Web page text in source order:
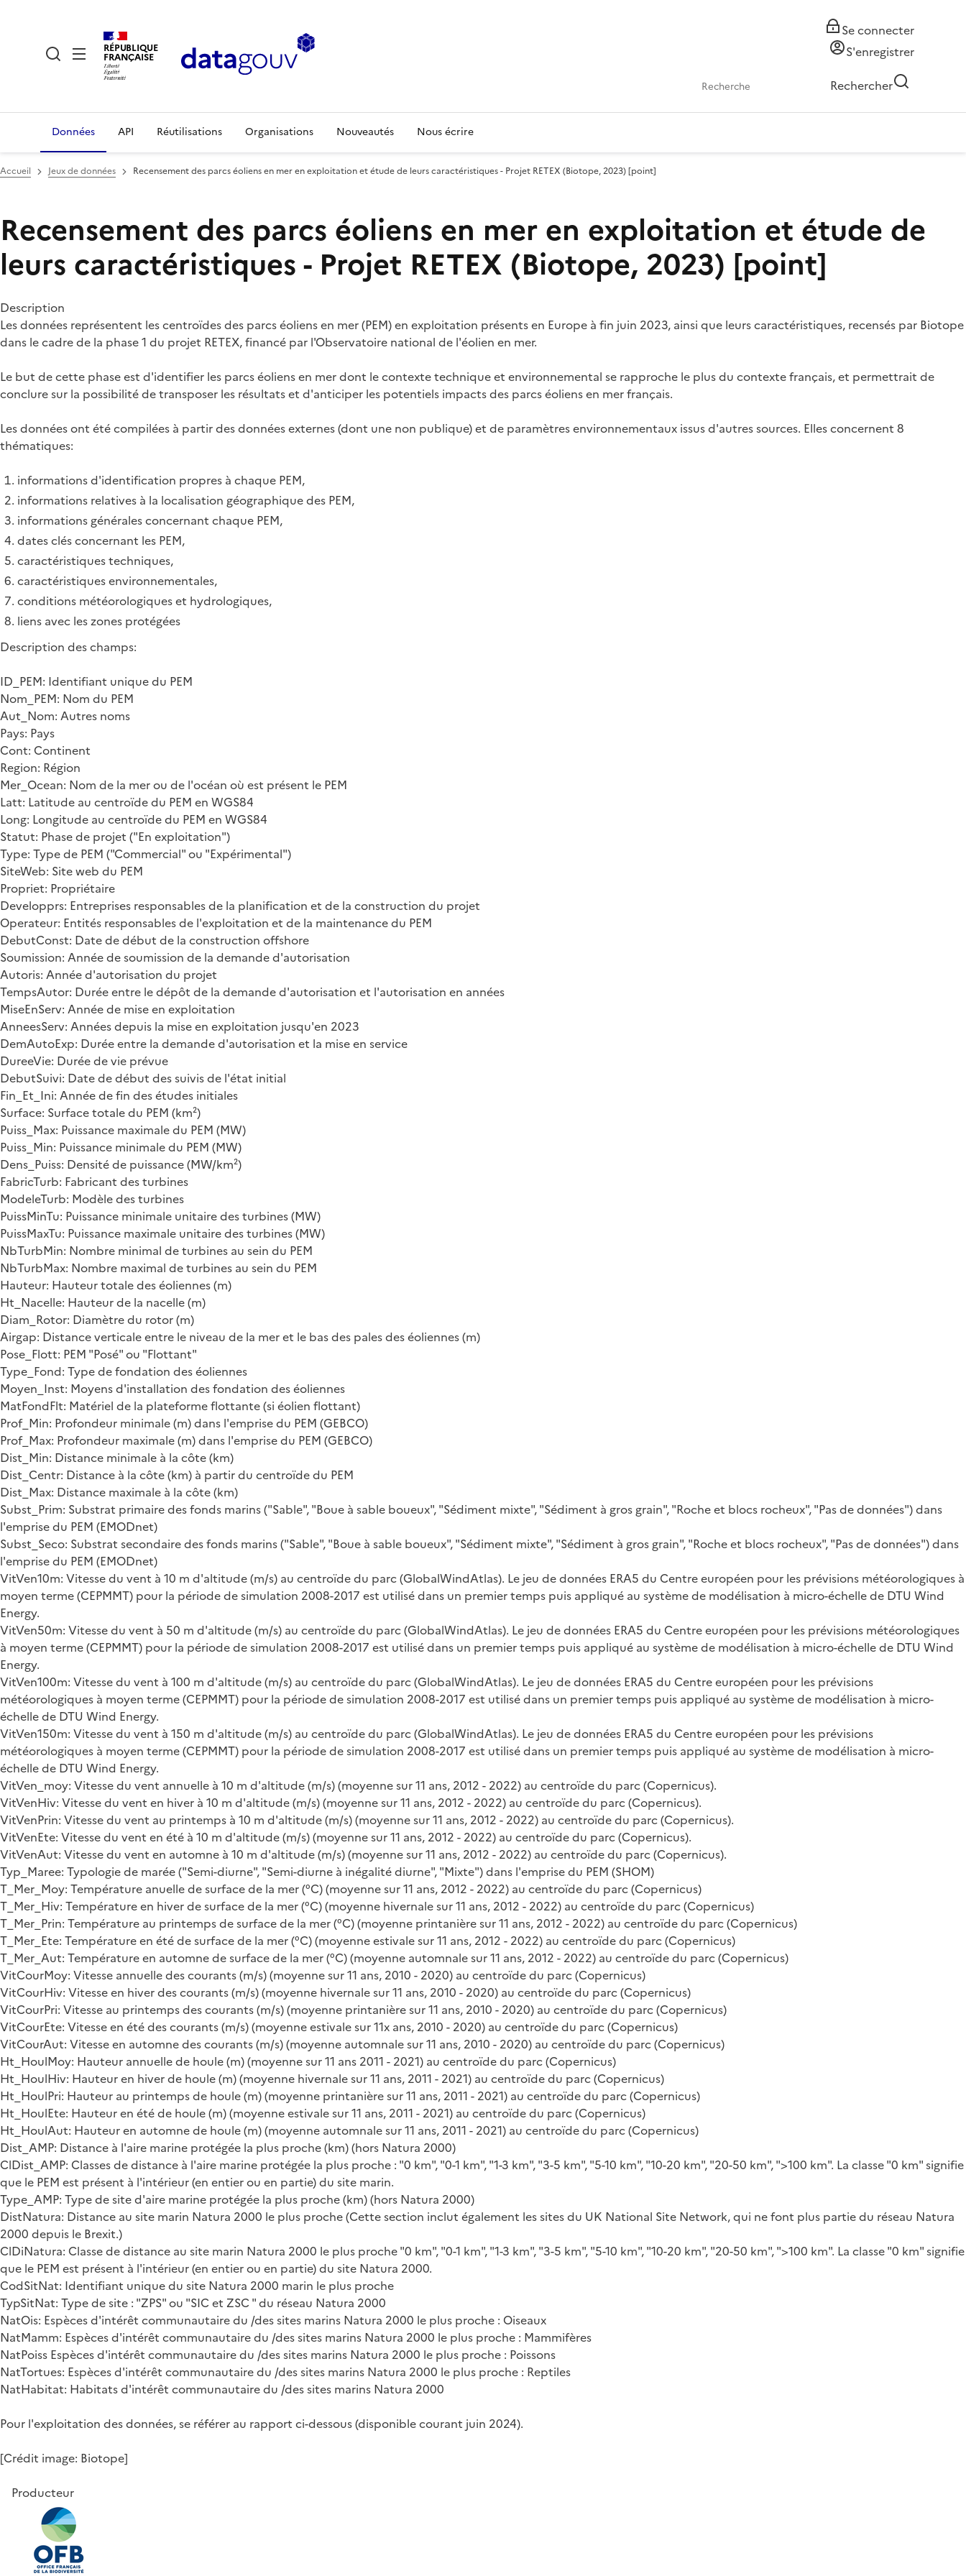
RÉPUBLIQUE
FRANÇAISE
Se connecter
S'enregistrer
Rechercher
Données API Réutilisations Organisations Nouveautés Nous écrire
Accueil Jeux de données Recensement des parcs éoliens en mer en exploitation et étude de leurs caractéristiques - Projet RETEX (Biotope, 2023) [point]
Recensement des parcs éoliens en mer en exploitation et étude de
leurs caractéristiques - Projet RETEX (Biotope, 2023) [point]
Description
Les données représentent les centroïdes des parcs éoliens en mer (PEM) en exploitation présents en Europe à fin juin 2023, ainsi que leurs caractéristiques, recensés par Biotope
dans le cadre de la phase 1 du projet RETEX, financé par l'Observatoire national de l'éolien en mer.
Le but de cette phase est d'identifier les parcs éoliens en mer dont le contexte technique et environnemental se rapproche le plus du contexte français, et permettrait de
conclure sur la possibilité de transposer les résultats et d'anticiper les potentiels impacts des parcs éoliens en mer français.
Les données ont été compilées à partir des données externes (dont une non publique) et de paramètres environnementaux issus d'autres sources. Elles concernent 8
thématiques:
informations d'identification propres à chaque PEM,
informations relatives à la localisation géographique des PEM,
informations générales concernant chaque PEM,
dates clés concernant les PEM,
caractéristiques techniques,
caractéristiques environnementales,
conditions météorologiques et hydrologiques,
liens avec les zones protégées
Description des champs:
ID_PEM: Identifiant unique du PEM
Nom_PEM: Nom du PEM
Aut_Nom: Autres noms
Pays: Pays
Cont: Continent
Region: Région
Mer_Ocean: Nom de la mer ou de l'océan où est présent le PEM
Latt: Latitude au centroïde du PEM en WGS84
Long: Longitude au centroïde du PEM en WGS84
Statut: Phase de projet ("En exploitation")
Type: Type de PEM ("Commercial" ou "Expérimental")
SiteWeb: Site web du PEM
Propriet: Propriétaire
Developprs: Entreprises responsables de la planification et de la construction du projet
Operateur: Entités responsables de l'exploitation et de la maintenance du PEM
DebutConst: Date de début de la construction offshore
Soumission: Année de soumission de la demande d'autorisation
Autoris: Année d'autorisation du projet
TempsAutor: Durée entre le dépôt de la demande d'autorisation et l'autorisation en années
MiseEnServ: Année de mise en exploitation
AnneesServ: Années depuis la mise en exploitation jusqu'en 2023
DemAutoExp: Durée entre la demande d'autorisation et la mise en service
DureeVie: Durée de vie prévue
DebutSuivi: Date de début des suivis de l'état initial
Fin_Et_Ini: Année de fin des études initiales
Surface: Surface totale du PEM (km²)
Puiss_Max: Puissance maximale du PEM (MW)
Puiss_Min: Puissance minimale du PEM (MW)
Dens_Puiss: Densité de puissance (MW/km²)
FabricTurb: Fabricant des turbines
ModeleTurb: Modèle des turbines
PuissMinTu: Puissance minimale unitaire des turbines (MW)
PuissMaxTu: Puissance maximale unitaire des turbines (MW)
NbTurbMin: Nombre minimal de turbines au sein du PEM
NbTurbMax: Nombre maximal de turbines au sein du PEM
Hauteur: Hauteur totale des éoliennes (m)
Ht_Nacelle: Hauteur de la nacelle (m)
Diam_Rotor: Diamètre du rotor (m)
Airgap: Distance verticale entre le niveau de la mer et le bas des pales des éoliennes (m)
Pose_Flott: PEM "Posé" ou "Flottant"
Type_Fond: Type de fondation des éoliennes
Moyen_Inst: Moyens d'installation des fondation des éoliennes
MatFondFlt: Matériel de la plateforme flottante (si éolien flottant)
Prof_Min: Profondeur minimale (m) dans l'emprise du PEM (GEBCO)
Prof_Max: Profondeur maximale (m) dans l'emprise du PEM (GEBCO)
Dist_Min: Distance minimale à la côte (km)
Dist_Centr: Distance à la côte (km) à partir du centroïde du PEM
Dist_Max: Distance maximale à la côte (km)
Subst_Prim: Substrat primaire des fonds marins ("Sable", "Boue à sable boueux", "Sédiment mixte", "Sédiment à gros grain", "Roche et blocs rocheux", "Pas de données") dans
l'emprise du PEM (EMODnet)
Subst_Seco: Substrat secondaire des fonds marins ("Sable", "Boue à sable boueux", "Sédiment mixte", "Sédiment à gros grain", "Roche et blocs rocheux", "Pas de données") dans
l'emprise du PEM (EMODnet)
VitVen10m: Vitesse du vent à 10 m d'altitude (m/s) au centroïde du parc (GlobalWindAtlas). Le jeu de données ERA5 du Centre européen pour les prévisions météorologiques à
moyen terme (CEPMMT) pour la période de simulation 2008-2017 est utilisé dans un premier temps puis appliqué au système de modélisation à micro-échelle de DTU Wind
Energy.
VitVen50m: Vitesse du vent à 50 m d'altitude (m/s) au centroïde du parc (GlobalWindAtlas). Le jeu de données ERA5 du Centre européen pour les prévisions météorologiques
à moyen terme (CEPMMT) pour la période de simulation 2008-2017 est utilisé dans un premier temps puis appliqué au système de modélisation à micro-échelle de DTU Wind
Energy.
VitVen100m: Vitesse du vent à 100 m d'altitude (m/s) au centroïde du parc (GlobalWindAtlas). Le jeu de données ERA5 du Centre européen pour les prévisions
météorologiques à moyen terme (CEPMMT) pour la période de simulation 2008-2017 est utilisé dans un premier temps puis appliqué au système de modélisation à micro-
échelle de DTU Wind Energy.
VitVen150m: Vitesse du vent à 150 m d'altitude (m/s) au centroïde du parc (GlobalWindAtlas). Le jeu de données ERA5 du Centre européen pour les prévisions
météorologiques à moyen terme (CEPMMT) pour la période de simulation 2008-2017 est utilisé dans un premier temps puis appliqué au système de modélisation à micro-
échelle de DTU Wind Energy.
VitVen_moy: Vitesse du vent annuelle à 10 m d'altitude (m/s) (moyenne sur 11 ans, 2012 - 2022) au centroïde du parc (Copernicus).
VitVenHiv: Vitesse du vent en hiver à 10 m d'altitude (m/s) (moyenne sur 11 ans, 2012 - 2022) au centroïde du parc (Copernicus).
VitVenPrin: Vitesse du vent au printemps à 10 m d'altitude (m/s) (moyenne sur 11 ans, 2012 - 2022) au centroïde du parc (Copernicus).
VitVenEte: Vitesse du vent en été à 10 m d'altitude (m/s) (moyenne sur 11 ans, 2012 - 2022) au centroïde du parc (Copernicus).
VitVenAut: Vitesse du vent en automne à 10 m d'altitude (m/s) (moyenne sur 11 ans, 2012 - 2022) au centroïde du parc (Copernicus).
Typ_Maree: Typologie de marée ("Semi-diurne", "Semi-diurne à inégalité diurne", "Mixte") dans l'emprise du PEM (SHOM)
T_Mer_Moy: Température anuelle de surface de la mer (°C) (moyenne sur 11 ans, 2012 - 2022) au centroïde du parc (Copernicus)
T_Mer_Hiv: Température en hiver de surface de la mer (°C) (moyenne hivernale sur 11 ans, 2012 - 2022) au centroïde du parc (Copernicus)
T_Mer_Prin: Température au printemps de surface de la mer (°C) (moyenne printanière sur 11 ans, 2012 - 2022) au centroïde du parc (Copernicus)
T_Mer_Ete: Température en été de surface de la mer (°C) (moyenne estivale sur 11 ans, 2012 - 2022) au centroïde du parc (Copernicus)
T_Mer_Aut: Température en automne de surface de la mer (°C) (moyenne automnale sur 11 ans, 2012 - 2022) au centroïde du parc (Copernicus)
VitCourMoy: Vitesse annuelle des courants (m/s) (moyenne sur 11 ans, 2010 - 2020) au centroïde du parc (Copernicus)
VitCourHiv: Vitesse en hiver des courants (m/s) (moyenne hivernale sur 11 ans, 2010 - 2020) au centroïde du parc (Copernicus)
VitCourPri: Vitesse au printemps des courants (m/s) (moyenne printanière sur 11 ans, 2010 - 2020) au centroïde du parc (Copernicus)
VitCourEte: Vitesse en été des courants (m/s) (moyenne estivale sur 11x ans, 2010 - 2020) au centroïde du parc (Copernicus)
VitCourAut: Vitesse en automne des courants (m/s) (moyenne automnale sur 11 ans, 2010 - 2020) au centroïde du parc (Copernicus)
Ht_HoulMoy: Hauteur annuelle de houle (m) (moyenne sur 11 ans 2011 - 2021) au centroïde du parc (Copernicus)
Ht_HoulHiv: Hauteur en hiver de houle (m) (moyenne hivernale sur 11 ans, 2011 - 2021) au centroïde du parc (Copernicus)
Ht_HoulPri: Hauteur au printemps de houle (m) (moyenne printanière sur 11 ans, 2011 - 2021) au centroïde du parc (Copernicus)
Ht_HoulEte: Hauteur en été de houle (m) (moyenne estivale sur 11 ans, 2011 - 2021) au centroïde du parc (Copernicus)
Ht_HoulAut: Hauteur en automne de houle (m) (moyenne automnale sur 11 ans, 2011 - 2021) au centroïde du parc (Copernicus)
Dist_AMP: Distance à l'aire marine protégée la plus proche (km) (hors Natura 2000)
ClDist_AMP: Classes de distance à l'aire marine protégée la plus proche : "0 km", "0-1 km", "1-3 km", "3-5 km", "5-10 km", "10-20 km", "20-50 km", ">100 km". La classe "0 km" signifie
que le PEM est présent à l'intérieur (en entier ou en partie) du site marin.
Type_AMP: Type de site d'aire marine protégée la plus proche (km) (hors Natura 2000)
DistNatura: Distance au site marin Natura 2000 le plus proche (Cette section inclut également les sites du UK National Site Network, qui ne font plus partie du réseau Natura
2000 depuis le Brexit.)
ClDiNatura: Classe de distance au site marin Natura 2000 le plus proche "0 km", "0-1 km", "1-3 km", "3-5 km", "5-10 km", "10-20 km", "20-50 km", ">100 km". La classe "0 km" signifie
que le PEM est présent à l'intérieur (en entier ou en partie) du site Natura 2000.
CodSitNat: Identifiant unique du site Natura 2000 marin le plus proche
TypSitNat: Type de site : "ZPS" ou "SIC et ZSC " du réseau Natura 2000
NatOis: Espèces d'intérêt communautaire du /des sites marins Natura 2000 le plus proche : Oiseaux
NatMamm: Espèces d'intérêt communautaire du /des sites marins Natura 2000 le plus proche : Mammifères
NatPoiss Espèces d'intérêt communautaire du /des sites marins Natura 2000 le plus proche : Poissons
NatTortues: Espèces d'intérêt communautaire du /des sites marins Natura 2000 le plus proche : Reptiles
NatHabitat: Habitats d'intérêt communautaire du /des sites marins Natura 2000
Pour l'exploitation des données, se référer au rapport ci-dessous (disponible courant juin 2024).
[Crédit image: Biotope]
Producteur